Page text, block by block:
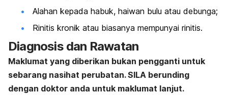
Alahan kepada habuk, haiwan bulu atau debunga;
Rinitis kronik atau biasanya mempunyai rinitis.
Diagnosis dan Rawatan
Maklumat yang diberikan bukan pengganti untuk
sebarang nasihat perubatan. SILA berunding
dengan doktor anda untuk maklumat lanjut.